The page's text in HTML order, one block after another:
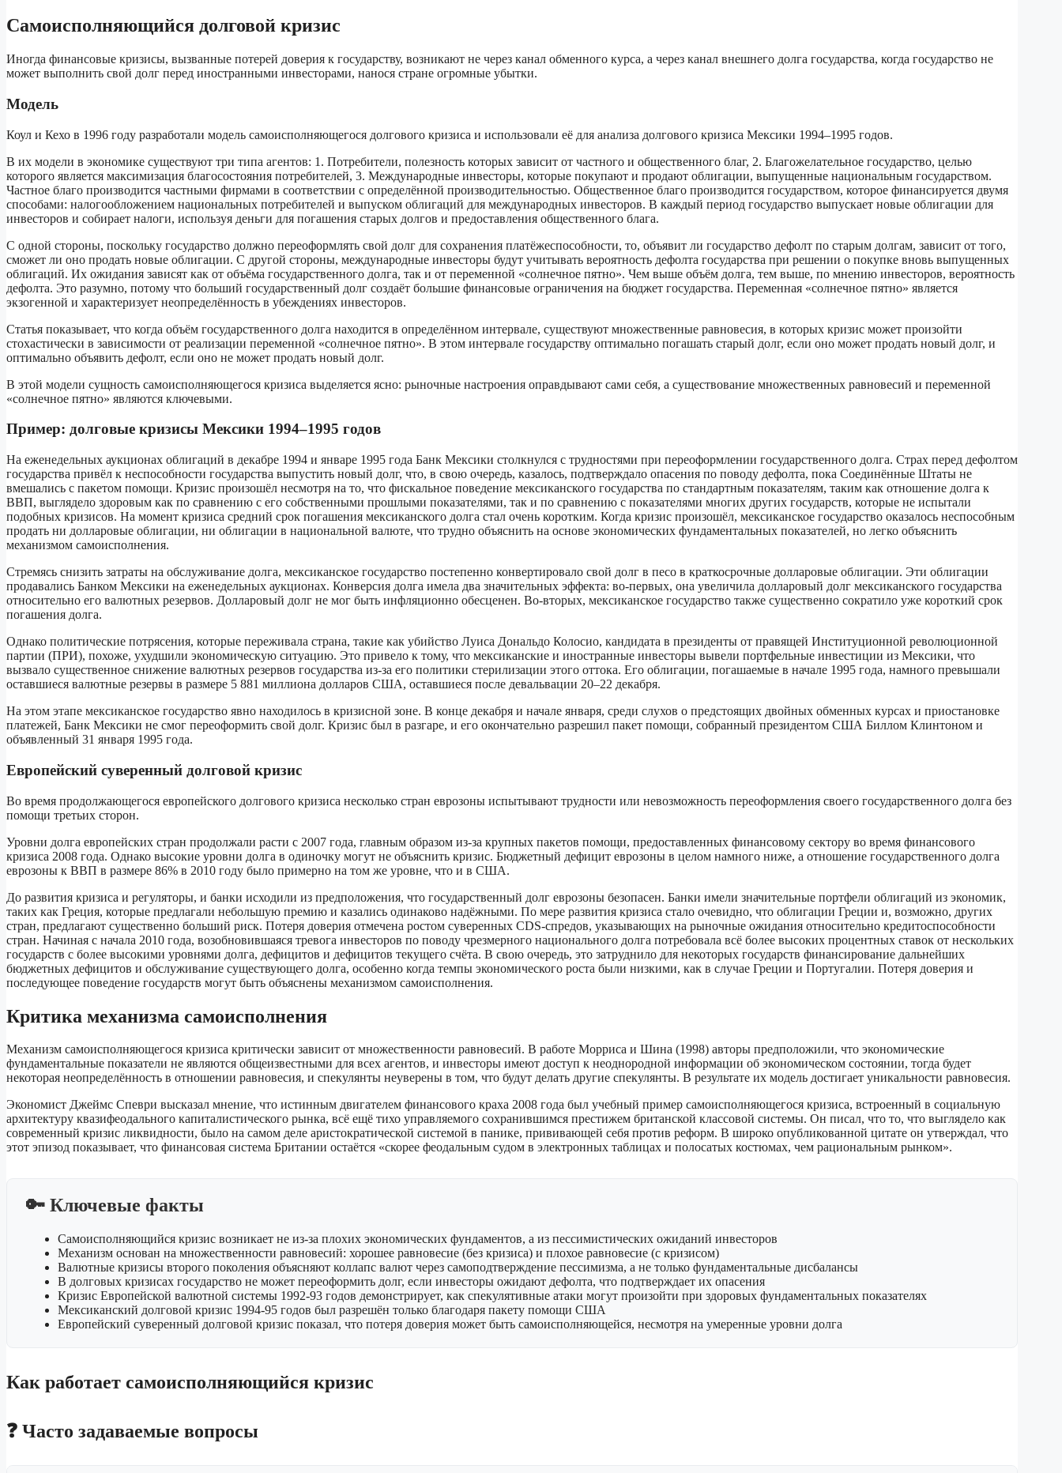
Самоисполняющийся долговой кризис
Иногда финансовые кризисы, вызванные потерей доверия к государству, возникают не через канал обменного курса, а через канал внешнего долга государства, когда государство не
может выполнить свой долг перед иностранными инвесторами, нанося стране огромные убытки.
Модель
Коул и Кехо в 1996 году разработали модель самоисполняющегося долгового кризиса и использовали её для анализа долгового кризиса Мексики 1994–1995 годов.
В их модели в экономике существуют три типа агентов: 1. Потребители, полезность которых зависит от частного и общественного благ, 2. Благожелательное государство, целью
которого является максимизация благосостояния потребителей, 3. Международные инвесторы, которые покупают и продают облигации, выпущенные национальным государством.
Частное благо производится частными фирмами в соответствии с определённой производительностью. Общественное благо производится государством, которое финансируется двумя
способами: налогообложением национальных потребителей и выпуском облигаций для международных инвесторов. В каждый период государство выпускает новые облигации для
инвесторов и собирает налоги, используя деньги для погашения старых долгов и предоставления общественного блага.
С одной стороны, поскольку государство должно переоформлять свой долг для сохранения платёжеспособности, то, объявит ли государство дефолт по старым долгам, зависит от того,
сможет ли оно продать новые облигации. С другой стороны, международные инвесторы будут учитывать вероятность дефолта государства при решении о покупке вновь выпущенных
облигаций. Их ожидания зависят как от объёма государственного долга, так и от переменной «солнечное пятно». Чем выше объём долга, тем выше, по мнению инвесторов, вероятность
дефолта. Это разумно, потому что больший государственный долг создаёт большие финансовые ограничения на бюджет государства. Переменная «солнечное пятно» является
экзогенной и характеризует неопределённость в убеждениях инвесторов.
Статья показывает, что когда объём государственного долга находится в определённом интервале, существуют множественные равновесия, в которых кризис может произойти
стохастически в зависимости от реализации переменной «солнечное пятно». В этом интервале государству оптимально погашать старый долг, если оно может продать новый долг, и
оптимально объявить дефолт, если оно не может продать новый долг.
В этой модели сущность самоисполняющегося кризиса выделяется ясно: рыночные настроения оправдывают сами себя, а существование множественных равновесий и переменной
«солнечное пятно» являются ключевыми.
Пример: долговые кризисы Мексики 1994–1995 годов
На еженедельных аукционах облигаций в декабре 1994 и январе 1995 года Банк Мексики столкнулся с трудностями при переоформлении государственного долга. Страх перед дефолтом
государства привёл к неспособности государства выпустить новый долг, что, в свою очередь, казалось, подтверждало опасения по поводу дефолта, пока Соединённые Штаты не
вмешались с пакетом помощи. Кризис произошёл несмотря на то, что фискальное поведение мексиканского государства по стандартным показателям, таким как отношение долга к
ВВП, выглядело здоровым как по сравнению с его собственными прошлыми показателями, так и по сравнению с показателями многих других государств, которые не испытали
подобных кризисов. На момент кризиса средний срок погашения мексиканского долга стал очень коротким. Когда кризис произошёл, мексиканское государство оказалось неспособным
продать ни долларовые облигации, ни облигации в национальной валюте, что трудно объяснить на основе экономических фундаментальных показателей, но легко объяснить
механизмом самоисполнения.
Стремясь снизить затраты на обслуживание долга, мексиканское государство постепенно конвертировало свой долг в песо в краткосрочные долларовые облигации. Эти облигации
продавались Банком Мексики на еженедельных аукционах. Конверсия долга имела два значительных эффекта: во-первых, она увеличила долларовый долг мексиканского государства
относительно его валютных резервов. Долларовый долг не мог быть инфляционно обесценен. Во-вторых, мексиканское государство также существенно сократило уже короткий срок
погашения долга.
Однако политические потрясения, которые переживала страна, такие как убийство Луиса Дональдо Колосио, кандидата в президенты от правящей Институционной революционной
партии (ПРИ), похоже, ухудшили экономическую ситуацию. Это привело к тому, что мексиканские и иностранные инвесторы вывели портфельные инвестиции из Мексики, что
вызвало существенное снижение валютных резервов государства из-за его политики стерилизации этого оттока. Его облигации, погашаемые в начале 1995 года, намного превышали
оставшиеся валютные резервы в размере 5 881 миллиона долларов США, оставшиеся после девальвации 20–22 декабря.
На этом этапе мексиканское государство явно находилось в кризисной зоне. В конце декабря и начале января, среди слухов о предстоящих двойных обменных курсах и приостановке
платежей, Банк Мексики не смог переоформить свой долг. Кризис был в разгаре, и его окончательно разрешил пакет помощи, собранный президентом США Биллом Клинтоном и
объявленный 31 января 1995 года.
Европейский суверенный долговой кризис
Во время продолжающегося европейского долгового кризиса несколько стран еврозоны испытывают трудности или невозможность переоформления своего государственного долга без
помощи третьих сторон.
Уровни долга европейских стран продолжали расти с 2007 года, главным образом из-за крупных пакетов помощи, предоставленных финансовому сектору во время финансового
кризиса 2008 года. Однако высокие уровни долга в одиночку могут не объяснить кризис. Бюджетный дефицит еврозоны в целом намного ниже, а отношение государственного долга
еврозоны к ВВП в размере 86% в 2010 году было примерно на том же уровне, что и в США.
До развития кризиса и регуляторы, и банки исходили из предположения, что государственный долг еврозоны безопасен. Банки имели значительные портфели облигаций из экономик,
таких как Греция, которые предлагали небольшую премию и казались одинаково надёжными. По мере развития кризиса стало очевидно, что облигации Греции и, возможно, других
стран, предлагают существенно больший риск. Потеря доверия отмечена ростом суверенных CDS-спредов, указывающих на рыночные ожидания относительно кредитоспособности
стран. Начиная с начала 2010 года, возобновившаяся тревога инвесторов по поводу чрезмерного национального долга потребовала всё более высоких процентных ставок от нескольких
государств с более высокими уровнями долга, дефицитов и дефицитов текущего счёта. В свою очередь, это затруднило для некоторых государств финансирование дальнейших
бюджетных дефицитов и обслуживание существующего долга, особенно когда темпы экономического роста были низкими, как в случае Греции и Португалии. Потеря доверия и
последующее поведение государств могут быть объяснены механизмом самоисполнения.
Критика механизма самоисполнения
Механизм самоисполняющегося кризиса критически зависит от множественности равновесий. В работе Морриса и Шина (1998) авторы предположили, что экономические
фундаментальные показатели не являются общеизвестными для всех агентов, и инвесторы имеют доступ к неоднородной информации об экономическом состоянии, тогда будет
некоторая неопределённость в отношении равновесия, и спекулянты неуверены в том, что будут делать другие спекулянты. В результате их модель достигает уникальности равновесия.
Экономист Джеймс Спеври высказал мнение, что истинным двигателем финансового краха 2008 года был учебный пример самоисполняющегося кризиса, встроенный в социальную
архитектуру квазифеодального капиталистического рынка, всё ещё тихо управляемого сохранившимся престижем британской классовой системы. Он писал, что то, что выглядело как
современный кризис ликвидности, было на самом деле аристократической системой в панике, прививающей себя против реформ. В широко опубликованной цитате он утверждал, что
этот эпизод показывает, что финансовая система Британии остаётся «скорее феодальным судом в электронных таблицах и полосатых костюмах, чем рациональным рынком».
🔑 Ключевые факты
Самоисполняющийся кризис возникает не из-за плохих экономических фундаментов, а из пессимистических ожиданий инвесторов
Механизм основан на множественности равновесий: хорошее равновесие (без кризиса) и плохое равновесие (с кризисом)
Валютные кризисы второго поколения объясняют коллапс валют через самоподтверждение пессимизма, а не только фундаментальные дисбалансы
В долговых кризисах государство не может переоформить долг, если инвесторы ожидают дефолта, что подтверждает их опасения
Кризис Европейской валютной системы 1992-93 годов демонстрирует, как спекулятивные атаки могут произойти при здоровых фундаментальных показателях
Мексиканский долговой кризис 1994-95 годов был разрешён только благодаря пакету помощи США
Европейский суверенный долговой кризис показал, что потеря доверия может быть самоисполняющейся, несмотря на умеренные уровни долга
Как работает самоисполняющийся кризис
❓ Часто задаваемые вопросы